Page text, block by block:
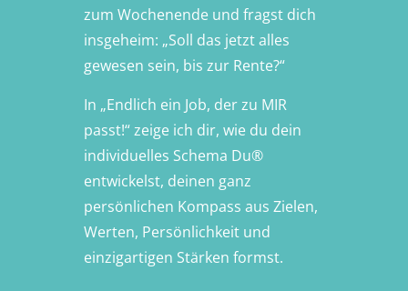
zum Wochenende und fragst dich
insgeheim: „Soll das jetzt alles
gewesen sein, bis zur Rente?“
In „Endlich ein Job, der zu MIR
passt!“ zeige ich dir, wie du dein
individuelles Schema Du®
entwickelst, deinen ganz
persönlichen Kompass aus Zielen,
Werten, Persönlichkeit und
einzigartigen Stärken formst.